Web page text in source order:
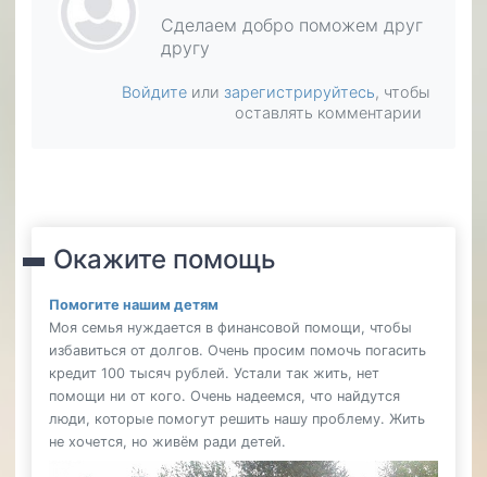
Сделаем добро поможем друг
другу
Войдите или зарегистрируйтесь, чтобы
оставлять комментарии
Окажите помощь
Помогите нашим детям
Моя семья нуждается в финансовой помощи, чтобы
избавиться от долгов. Очень просим помочь погасить
кредит 100 тысяч рублей. Устали так жить, нет
помощи ни от кого. Очень надеемся, что найдутся
люди, которые помогут решить нашу проблему. Жить
не хочется, но живём ради детей.